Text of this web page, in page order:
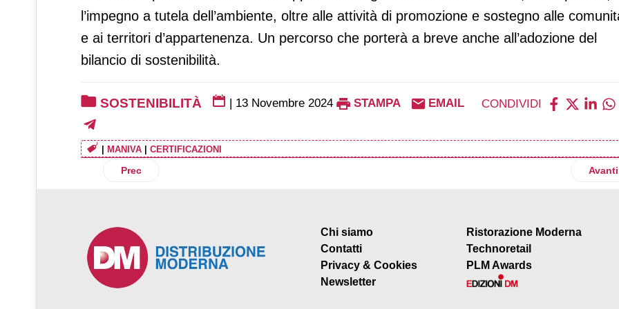
l’impegno a tutela dell’ambiente, oltre alle attività di promozione e sostegno alle
e ai territori d’appartenenza. Un percorso che porterà a breve anche all’adozione del
bilancio di sostenibilità.
SOSTENIBILITÀ | 13 Novembre 2024 STAMPA EMAIL CONDIVIDI
| MANIVA | CERTIFICAZIONI
Articolo precedente: Sostenibilità, Prg Retail Group lancia Grow Green
Prec Avanti
Chi siamo
Contatti
Privacy & Cookies
Newsletter
Ristorazione Moderna
Technoretail
PLM Awards